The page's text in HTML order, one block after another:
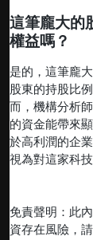
這筆龐大的
權益嗎？
是的，這筆龐
股東的持股比
而，機構分析
的資金能帶來
於高利潤的企
視為對這家科
免責聲明：此
資存在風險，